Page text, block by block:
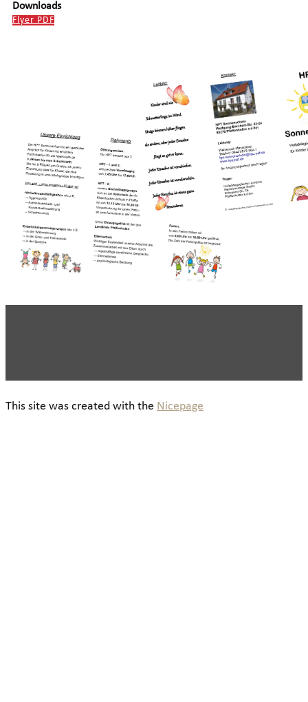
Downloads
Flyer PDF
This site was created with the Nicepage